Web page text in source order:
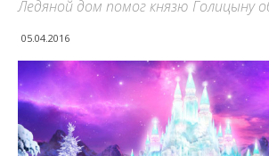
Ледяной дом помог князю Голицыну
05.04.2016